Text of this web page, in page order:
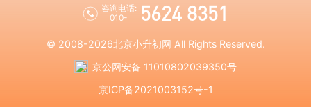
咨询电话:
010-
5624 8351
© 2008-2026北京小升初网 All Rights Reserved.
京公网安备 11010802039350号
京ICP备2021003152号-1